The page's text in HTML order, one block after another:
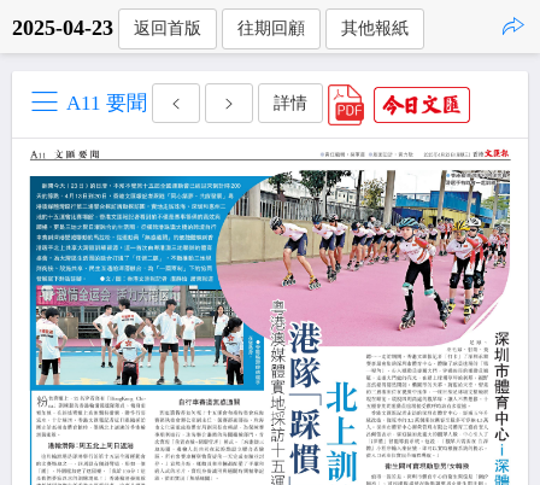
2025-04-23 返回首版 往期回顧 其他報紙
A11 要聞 詳情